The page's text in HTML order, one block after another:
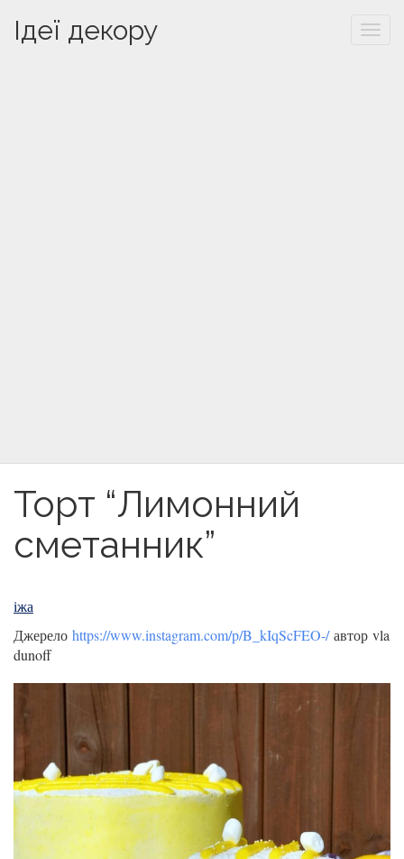
Ідеї декору
Торт “Лимонний
сметанник”
іжа
Джерело https://www.instagram.com/p/B_kIqScFEO-/автор vla
dunoff